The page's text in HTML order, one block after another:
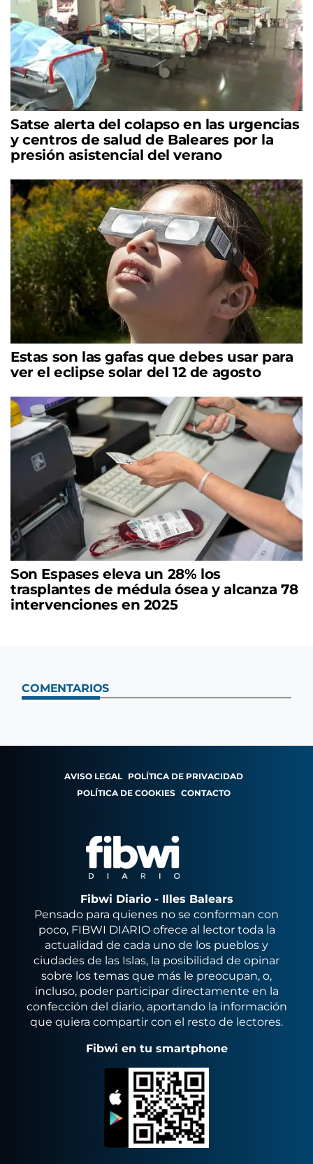
Satse alerta del colapso en las urgencias
y centros de salud de Baleares por la
presión asistencial del verano
Estas son las gafas que debes usar para
ver el eclipse solar del 12 de agosto
Son Espases eleva un 28% los
trasplantes de médula ósea y alcanza 78
intervenciones en 2025
COMENTARIOS
AVISO LEGAL POLÍTICA DE PRIVACIDAD
POLÍTICA DE COOKIES CONTACTO
Fibwi Diario - Illes Balears
Pensado para quienes no se conforman con
poco, FIBWI DIARIO ofrece al lector toda la
actualidad de cada uno de los pueblos y
ciudades de las Islas, la posibilidad de opinar
sobre los temas que más le preocupan, o,
incluso, poder participar directamente en la
confección del diario, aportando la información
que quiera compartir con el resto de lectores.
Fibwi en tu smartphone